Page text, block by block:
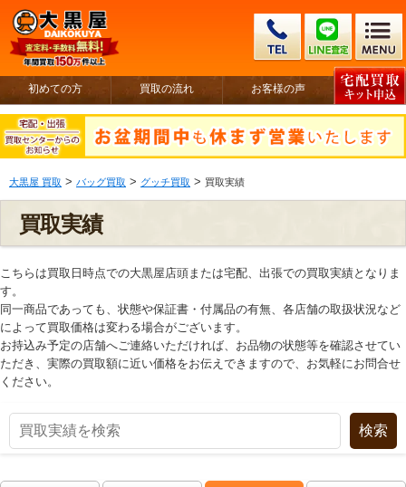
初めての方 買取の流れ お客様の声
大黒屋 買取 > バッグ買取 > グッチ買取 > 買取実績
買取実績
こちらは買取日時点での大黒屋店頭または宅配、出張での買取実績となりま
す。
同一商品であっても、状態や保証書・付属品の有無、各店舗の取扱状況など
によって買取価格は変わる場合がございます。
お持込み予定の店舗へご連絡いただければ、お品物の状態等を確認させてい
ただき、実際の買取額に近い価格をお伝えできますので、お気軽にお問合せ
ください。